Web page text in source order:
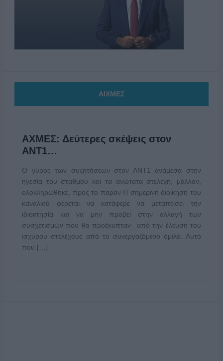
ΑΙΧΜΕΣ
ΑΧΜΕΣ: Δεύτερες σκέψεις στον
ΑΝΤ1…
Ο γύρος των συζητήσεων στον ΑΝΤ1 ανάμεσα στην
ηγεσία του σταθμού και τα ανώτατα στελέχη, μάλλον,
ολοκληρώθηκε, προς το παρόν Η σημερινή διοίκηση του
καναλιού φέρεται να κατάφερε να μεταπείσει την
ιδιοκτησία και να μην προβεί στην αλλαγή των
συσχετισμών που θα προέκυπταν από την έλευση του
ισχυρού στελέχους από το συνεργαζόμενο όμιλο. Αυτό
που […]